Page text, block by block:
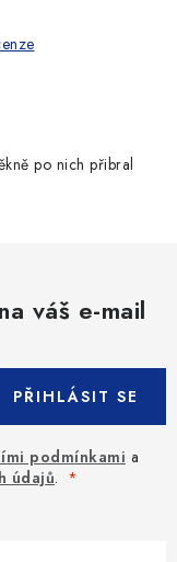
po nich přibral
váš e-mail
podmínkami a
údajů.
PŘIHLÁSIT SE